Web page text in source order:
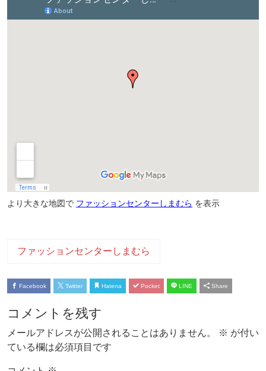
より大きな地図で ファッションセンターしまむら を表示
ファッションセンターしまむら
Facebook Twitter Hatena Pocket LINE Share
コメントを残す
メールアドレスが公開されることはありません。 ※ が付い
ている欄は必須項目です